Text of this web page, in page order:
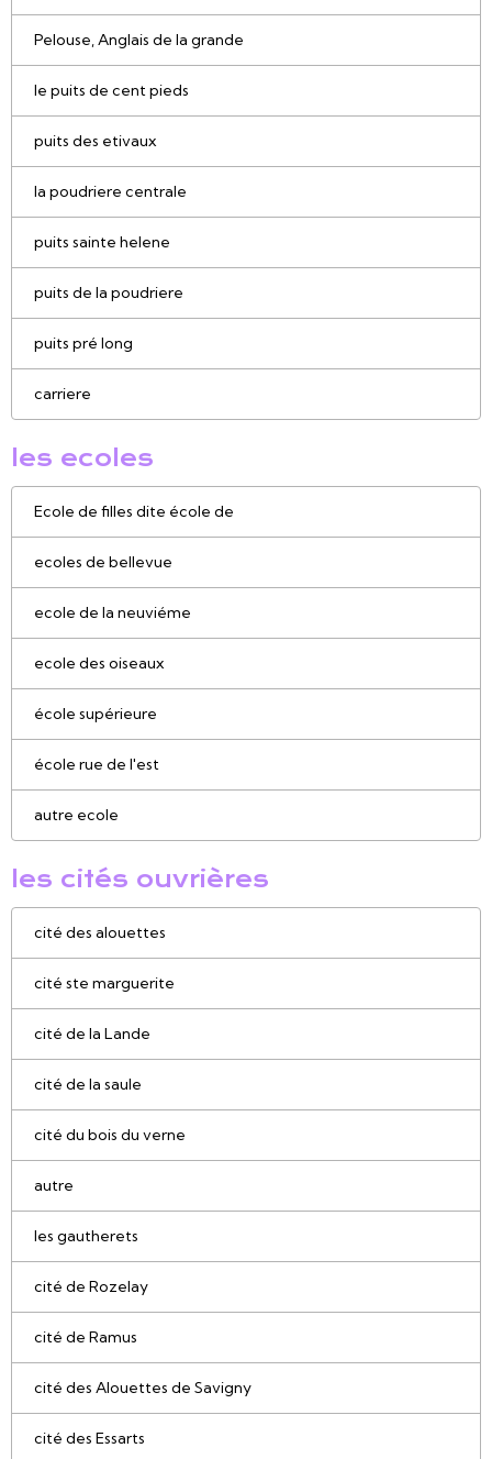
Pelouse, Anglais de la grande
le puits de cent pieds
puits des etivaux
la poudriere centrale
puits sainte helene
puits de la poudriere
puits pré long
carriere
les ecoles
Ecole de filles dite école de
ecoles de bellevue
ecole de la neuviéme
ecole des oiseaux
école supérieure
école rue de l'est
autre ecole
les cités ouvrières
cité des alouettes
cité ste marguerite
cité de la Lande
cité de la saule
cité du bois du verne
autre
les gautherets
cité de Rozelay
cité de Ramus
cité des Alouettes de Savigny
cité des Essarts